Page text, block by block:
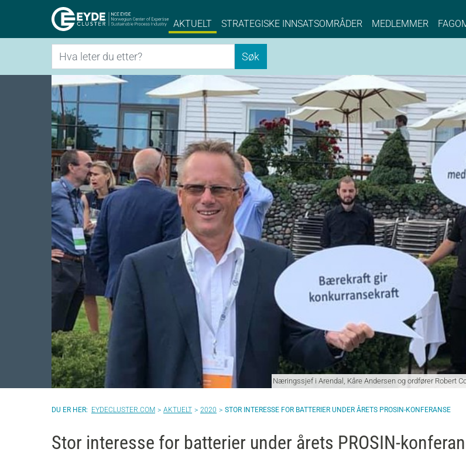
Eyde-Cluster | NCE EYDE, Norwegian Center of
AKTUELT STRATEGISKE INNSATSOMRÅDER MEDLEMMER
Søk Søk
Næringssjef i Arendal, Kåre Andersen og ordfører Robert
EYDECLUSTER.COM AKTUELT 2020 STOR INTERESSE FOR BATTERIER UNDER ÅRETS PROSIN-KONFERANSE
Stor interesse for batterier under årets PROSIN-